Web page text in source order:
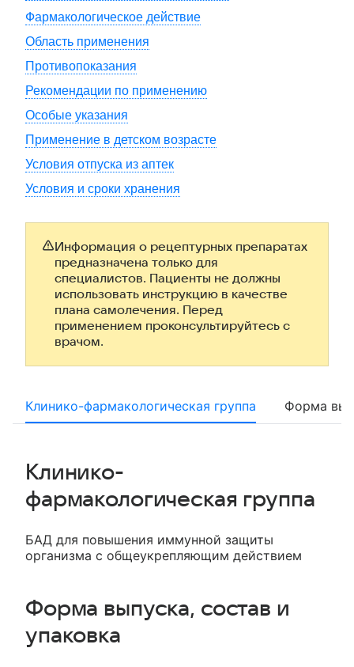
Фармакологическое действие
Область применения
Противопоказания
Рекомендации по применению
Особые указания
Применение в детском возрасте
Условия отпуска из аптек
Условия и сроки хранения
Информация о рецептурных препаратах
предназначена только для
специалистов. Пациенты не должны
использовать инструкцию в качестве
плана самолечения. Перед
применением проконсультируйтесь с
врачом.
Клинико-фармакологическая группа Форма
Клинико-
фармакологическая группа
БАД для повышения иммунной защиты
организма с общеукрепляющим действием
Форма выпуска, состав и
упаковка